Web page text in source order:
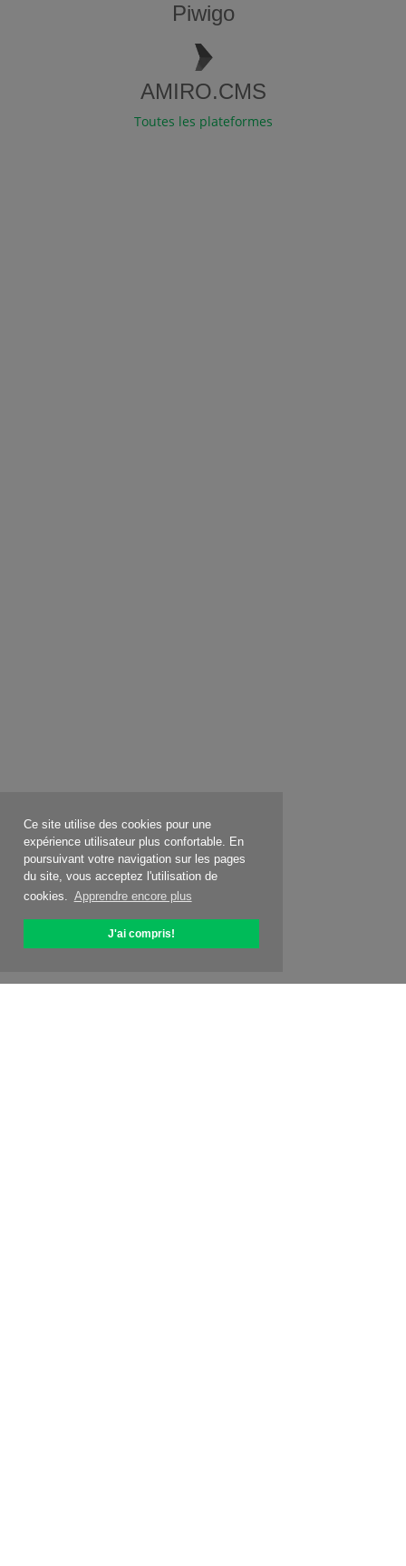
Ce site utilise des cookies pour une
expérience utilisateur plus confortable. En
poursuivant votre navigation sur les pages
du site, vous acceptez l'utilisation de
cookies. Apprendre encore plus
J'ai compris!
Piwigo
AMIRO.CMS
Toutes les plateformes